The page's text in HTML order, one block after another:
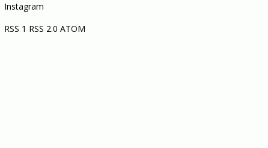
Instagram
RSS 1 RSS 2.0 ATOM